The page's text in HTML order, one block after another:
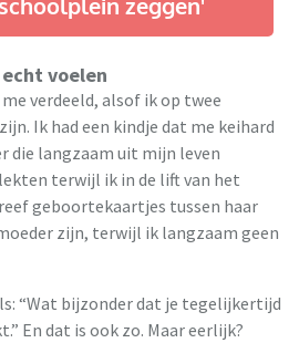
voelen
verdeeld, alsof ik op twee
Ik had een kindje dat me keihard
die langzaam uit mijn leven
terwijl ik in de lift van het
geboortekaartjes tussen haar
zijn, terwijl ik langzaam geen
“Wat bijzonder dat je tegelijkertijd
En dat is ook zo. Maar eerlijk?